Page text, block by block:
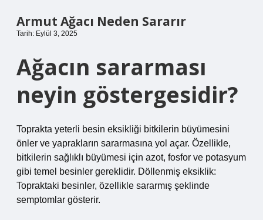
Armut Ağacı Neden Sararır
Tarih: Eylül 3, 2025
Ağacın sararması
neyin göstergesidir?
Toprakta yeterli besin eksikliği bitkilerin büyümesini
önler ve yaprakların sararmasına yol açar. Özellikle,
bitkilerin sağlıklı büyümesi için azot, fosfor ve potasyum
gibi temel besinler gereklidir. Döllenmiş eksiklik:
Topraktaki besinler, özellikle sararmış şeklinde
semptomlar gösterir.